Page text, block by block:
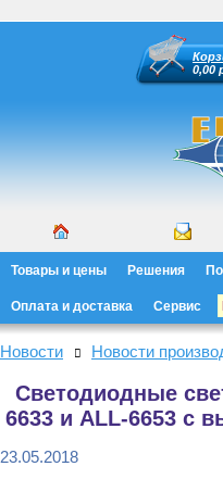
0,00
Товары и цены Решения
Оплата и доставка Сервис
Новости Новости
Светодиодные
6633 и ALL-6653 с
23.05.2018